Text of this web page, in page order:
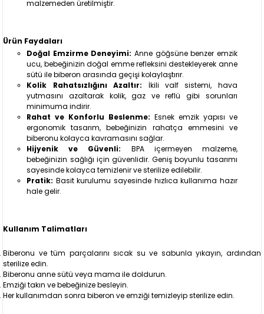
malzemeden üretilmiştir.
Ürün Faydaları
Doğal Emzirme Deneyimi: Anne göğsüne benzer emzik
ucu, bebeğinizin doğal emme refleksini destekleyerek anne
sütü ile biberon arasında geçişi kolaylaştırır.
Kolik Rahatsızlığını Azaltır: İkili valf sistemi, hava
yutmasını azaltarak kolik, gaz ve reflü gibi sorunları
minimuma indirir.
Rahat ve Konforlu Beslenme: Esnek emzik yapısı ve
ergonomik tasarım, bebeğinizin rahatça emmesini ve
biberonu kolayca kavramasını sağlar.
Hijyenik ve Güvenli: BPA içermeyen malzeme,
bebeğinizin sağlığı için güvenlidir. Geniş boyunlu tasarımı
sayesinde kolayca temizlenir ve sterilize edilebilir.
Pratik: Basit kurulumu sayesinde hızlıca kullanıma hazır
hale gelir.
Kullanım Talimatları
Biberonu ve tüm parçalarını sıcak su ve sabunla yıkayın, ardından
sterilize edin.
Biberonu anne sütü veya mama ile doldurun.
Emziği takın ve bebeğinize besleyin.
Her kullanımdan sonra biberon ve emziği temizleyip sterilize edin.